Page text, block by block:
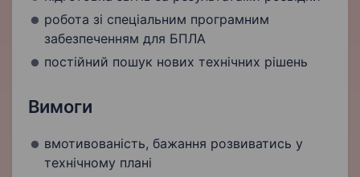
робота зі спеціальним програмним
забезпеченням для БПЛА
постійний пошук нових технічних рішень
Вимоги
вмотивованість, бажання розвиватись у
технічному плані